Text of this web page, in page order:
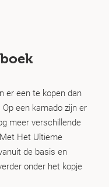
er een te kopen dan
een kamado zijn er
meer verschillende
Het Ultieme
de basis en
onder het kopje